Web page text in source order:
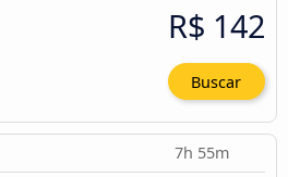
R$ 142
Buscar
7h 55m